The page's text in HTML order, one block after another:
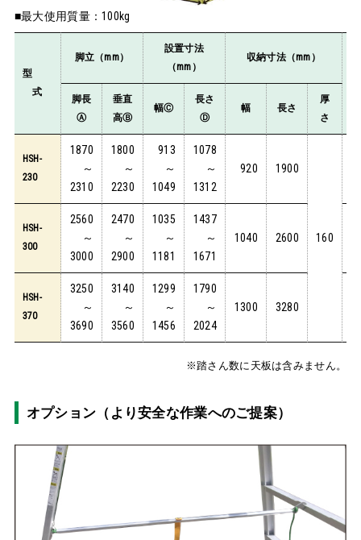
■最大使用質量：100kg
型
式
脚立（mm）
設置寸法
（mm）
収納寸法（mm）
脚長
Ⓐ
垂直
高Ⓑ
幅Ⓒ
長さ
Ⓓ
幅 長さ
厚
さ
HSH-
230
1870
～
2310
1800
～
2230
913
～
1049
1078
～
1312
920 1900
160
HSH-
300
2560
～
3000
2470
～
2900
1035
～
1181
1437
～
1671
1040 2600
HSH-
370
3250
～
3690
3140
～
3560
1299
～
1456
1790
～
2024
1300 3280
※踏さん数に天板は含みません。
オプション（より安全な作業へのご提案）